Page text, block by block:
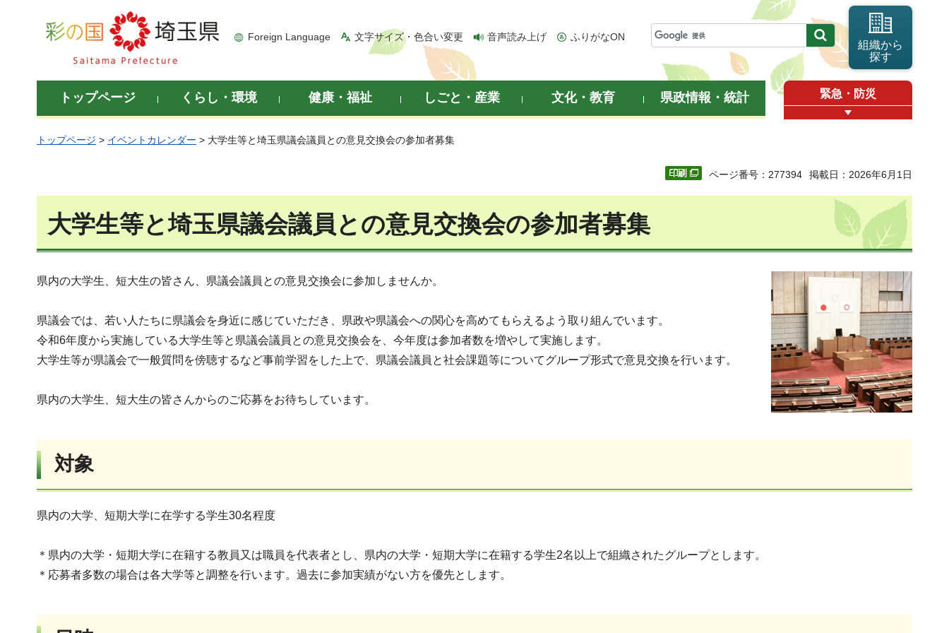
彩の国 埼玉県
Foreign Language 文字サイズ・色合い変更 音声読み上げ ふりがなON
組織から
探す
トップページ くらし・環境 健康・福祉 しごと・産業 文化・教育 県政情報・統計 緊急・防災
トップページ > イベントカレンダー > 大学生等と埼玉県議会議員との意見交換会の参加者募集
ページ番号：277394 掲載日：2026年6月1日
大学生等と埼玉県議会議員との意見交換会の参加者募集
県内の大学生、短大生の皆さん、県議会議員との意見交換会に参加しませんか。
県議会では、若い人たちに県議会を身近に感じていただき、県政や県議会への関心を高めてもらえるよう取り組んでいます。
令和6年度から実施している大学生等と県議会議員との意見交換会を、今年度は参加者数を増やして実施します。
大学生等が県議会で一般質問を傍聴するなど事前学習をした上で、県議会議員と社会課題等についてグループ形式で意見交換を行います。
県内の大学生、短大生の皆さんからのご応募をお待ちしています。
対象
県内の大学、短期大学に在学する学生30名程度
＊県内の大学・短期大学に在籍する教員又は職員を代表者とし、県内の大学・短期大学に在籍する学生2名以上で組織されたグループとします。
＊応募者多数の場合は各大学等と調整を行います。過去に参加実績がない方を優先とします。